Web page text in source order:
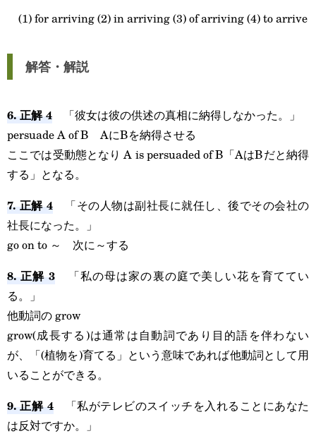
(1) for arriving (2) in arriving (3) of arriving (4) to arrive
解答・解説
6. 正解 4 「彼女は彼の供述の真相に納得しなかった。」
persuade A of B AにBを納得させる
ここでは受動態となり A is persuaded of B「AはBだと納得
する」となる。
7. 正解 4 「その人物は副社長に就任し、後でその会社の
社長になった。」
go on to ～ 次に～する
8. 正解 3 「私の母は家の裏の庭で美しい花を育ててい
る。」
他動詞の grow
grow(成長する)は通常は自動詞であり目的語を伴わない
が、「(植物を)育てる」という意味であれば他動詞として用
いることができる。
9. 正解 4「私がテレビのスイッチを入れることにあなた
は反対ですか。」